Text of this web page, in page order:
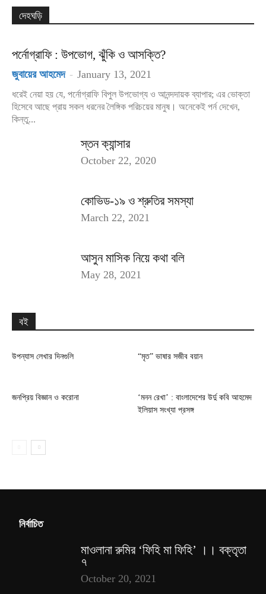
দেহঘড়ি
পর্নোগ্রাফি : উপভোগ, ঝুঁকি ও আসক্তি?
জুবায়ের আহমেদ - January 13, 2021
ধরেই নেয়া হয় যে, পর্নোগ্রাফি বিপুল উপভোগ্য ও আনন্দদায়ক ব্যাপার; এর ভোক্তা
হিসেবে আছে প্রায় সকল ধরনের লৈঙ্গিক পরিচয়ের মানুষ। অনেকেই পর্ন দেখেন,
কিন্তু...
স্তন ক্যান্সার
October 22, 2020
কোভিড-১৯ ও শ্রুতির সমস্যা
March 22, 2021
আসুন মাসিক নিয়ে কথা বলি
May 28, 2021
বই
উপন্যাস লেখার দিনগুলি “মৃত” ভাষার সজীব বয়ান
জনপ্রিয় বিজ্ঞান ও করোনা
‘মনন রেখা’ : বাংলাদেশের উর্দু কবি আহমেদ
ইলিয়াস সংখ্যা প্রসঙ্গ
নির্বাচিত
মাওলানা রুমির ‘ফিহি মা ফিহি’ ।। বক্তৃতা
৭
October 20, 2021